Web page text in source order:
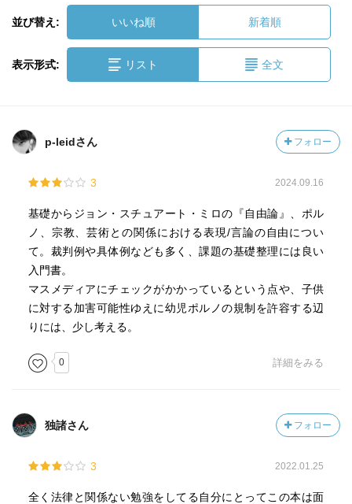
並び替え: いいね順 新着順
表示形式: リスト 全文
p-leidさん フォロー
3 2024.09.16
基礎からジョン・スチュアート・ミロの『自由論』、ポル
ノ、宗教、芸術との関係における表現/言論の自由につい
て。裁判例や具体例なども多く、課題の基礎整理には良い
入門書。
マスメディアにチェックがかかっているという点や、子供
に対する加害可能性ゆえに幼児ポルノの規制を許容する辺
りには、少し考える。
0 詳細をみる
独諸さん フォロー
3 2022.01.25
全く法律と関係ない勉強をしてる自分にとってこの本は面